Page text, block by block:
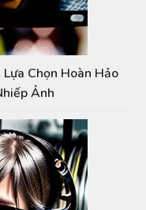
Chọn Hoàn Hảo
Ảnh